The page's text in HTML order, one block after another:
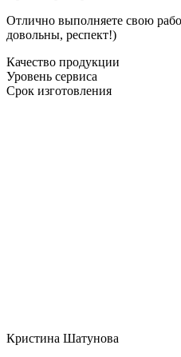
Отлично выполняете свою
довольны, респект!)
Качество продукции
Уровень сервиса
Срок изготовления
Кристина Шатунова